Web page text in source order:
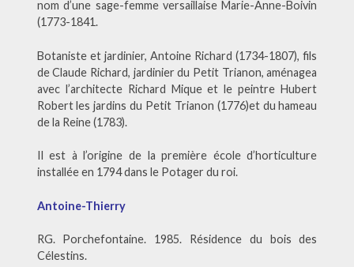
nom d’une sage-femme versaillaise Marie-Anne-Boivin
(1773-1841.
Botaniste et jardinier, Antoine Richard (1734-1807), fils
de Claude Richard, jardinier du Petit Trianon, aménagea
avec l’architecte Richard Mique et le peintre Hubert
Robert les jardins du Petit Trianon (1776)et du hameau
de la Reine (1783).
Il est à l’origine de la première école d’horticulture
installée en 1794 dans le Potager du roi.
Antoine-Thierry
RG. Porchefontaine. 1985. Résidence du bois des
Célestins.